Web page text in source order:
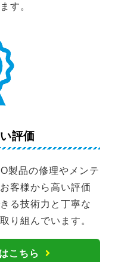
す。
評価
製品の修理やメンテ
客様から高い評価
る技術力と丁寧な
り組んでいます。
こちら